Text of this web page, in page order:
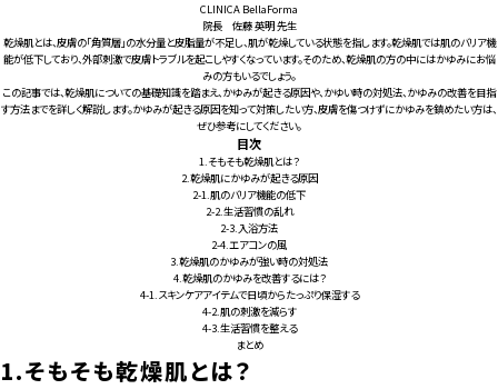
CLINICA BellaForma
院長 佐藤 英明 先生
乾燥肌とは、皮膚の「角質層」の水分量と皮脂量が不足し、肌が乾燥している状態を指します。乾燥肌では肌のバリア機
能が低下しており、外部刺激で皮膚トラブルを起こしやすくなっています。そのため、乾燥肌の方の中にはかゆみにお悩
みの方もいるでしょう。
この記事では、乾燥肌についての基礎知識を踏まえ、かゆみが起きる原因や、かゆい時の対処法、かゆみの改善を目指
す方法までを詳しく解説します。かゆみが起きる原因を知って対策したい方、皮膚を傷つけずにかゆみを鎮めたい方は、
ぜひ参考にしてください。
目次
1.そもそも乾燥肌とは？
2.乾燥肌にかゆみが起きる原因
2-1.肌のバリア機能の低下
2-2.生活習慣の乱れ
2-3.入浴方法
2-4.エアコンの風
3.乾燥肌のかゆみが強い時の対処法
4.乾燥肌のかゆみを改善するには？
4-1.スキンケアアイテムで日頃からたっぷり保湿する
4-2.肌の刺激を減らす
4-3.生活習慣を整える
まとめ
1.そもそも乾燥肌とは？